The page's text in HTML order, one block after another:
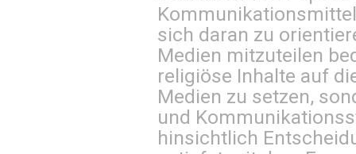
sich daran zu
Medien mitzuteilen
religiöse Inhalte auf
Medien zu setzen,
und
hinsichtlich